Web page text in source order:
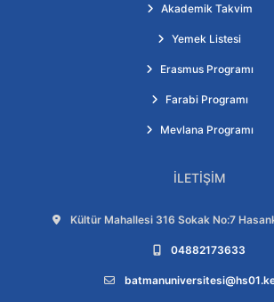
Akademik Takvim
Yemek Listesi
Erasmus Programı
Farabi Programı
Mevlana Programı
İLETIŞIM
Adres:
Kültür Mahallesi 316 Sokak No:7
Telefon:
04882173633
E-posta: